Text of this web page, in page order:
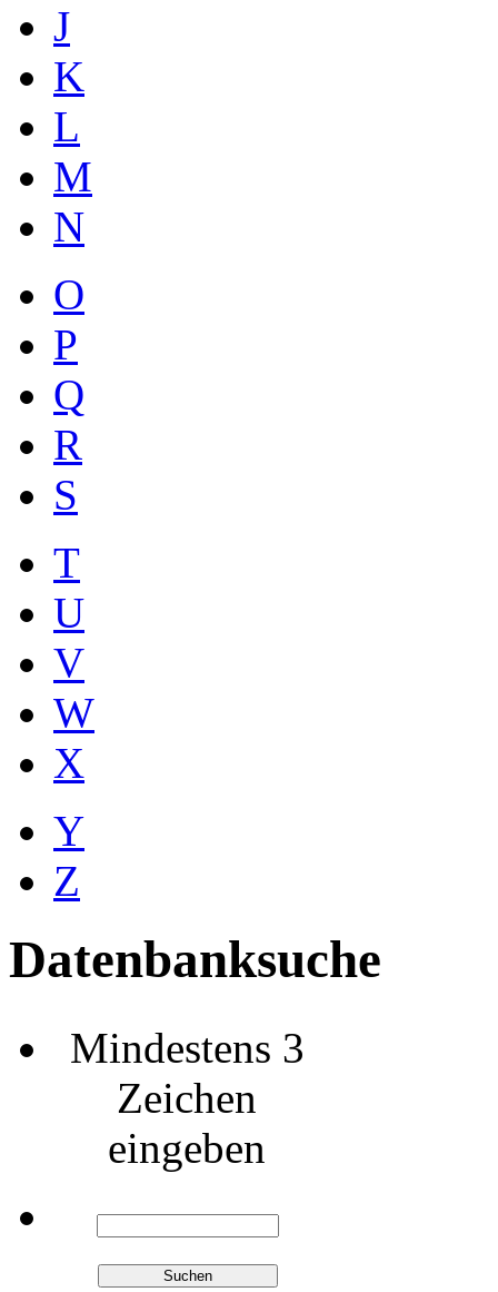
J
K
L
M
N
O
P
Q
R
S
T
U
V
W
X
Y
Z
Datenbanksuche
Mindestens 3
Zeichen
eingeben